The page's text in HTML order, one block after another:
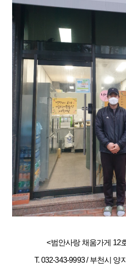
<범안사랑 채움가게 12
T. 032-343-9993 / 부천시 양